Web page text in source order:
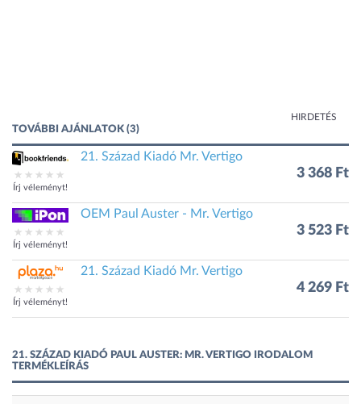
HIRDETÉS
TOVÁBBI AJÁNLATOK (3)
Írj véleményt!
21. Század Kiadó Mr. Vertigo
3 368 Ft
Írj véleményt!
OEM Paul Auster - Mr. Vertigo
3 523 Ft
Írj véleményt!
21. Század Kiadó Mr. Vertigo
4 269 Ft
21. SZÁZAD KIADÓ PAUL AUSTER: MR. VERTIGO IRODALOM
TERMÉKLEÍRÁS